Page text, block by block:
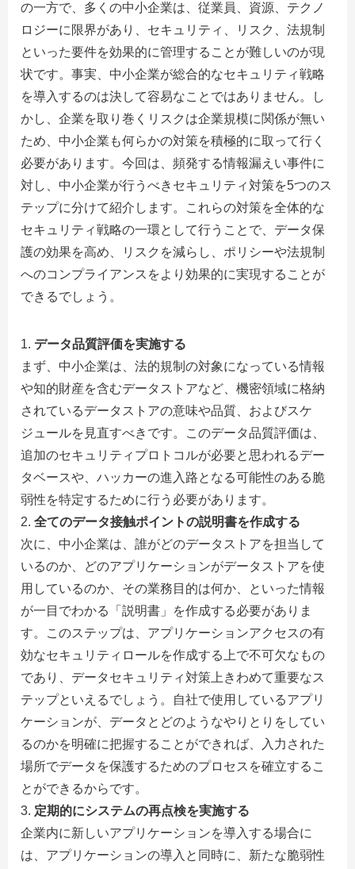
の一方で、多くの中小企業は、従業員、資源、テクノ
ロジーに限界があり、セキュリティ、リスク、法規制
といった要件を効果的に管理することが難しいのが現
状です。事実、中小企業が総合的なセキュリティ戦略
を導入するのは決して容易なことではありません。し
かし、企業を取り巻くリスクは企業規模に関係が無い
ため、中小企業も何らかの対策を積極的に取って行く
必要があります。今回は、頻発する情報漏えい事件に
対し、中小企業が行うべきセキュリティ対策を5つのス
テップに分けて紹介します。これらの対策を全体的な
セキュリティ戦略の一環として行うことで、データ保
護の効果を高め、リスクを減らし、ポリシーや法規制
へのコンプライアンスをより効果的に実現することが
できるでしょう。
データ品質評価を実施する
まず、中小企業は、法的規制の対象になっている情報
や知的財産を含むデータストアなど、機密領域に格納
されているデータストアの意味や品質、およびスケ
ジュールを見直すべきです。このデータ品質評価は、
追加のセキュリティプロトコルが必要と思われるデー
タベースや、ハッカーの進入路となる可能性のある脆
弱性を特定するために行う必要があります。
全てのデータ接触ポイントの説明書を作成する
次に、中小企業は、誰がどのデータストアを担当して
いるのか、どのアプリケーションがデータストアを使
用しているのか、その業務目的は何か、といった情報
が一目でわかる「説明書」を作成する必要がありま
す。このステップは、アプリケーションアクセスの有
効なセキュリティロールを作成する上で不可欠なもの
であり、データセキュリティ対策上きわめて重要なス
テップといえるでしょう。自社で使用しているアプリ
ケーションが、データとどのようなやりとりをしてい
るのかを明確に把握することができれば、入力された
場所でデータを保護するためのプロセスを確立するこ
とができるからです。
定期的にシステムの再点検を実施する
企業内に新しいアプリケーションを導入する場合に
は、アプリケーションの導入と同時に、新たな脆弱性